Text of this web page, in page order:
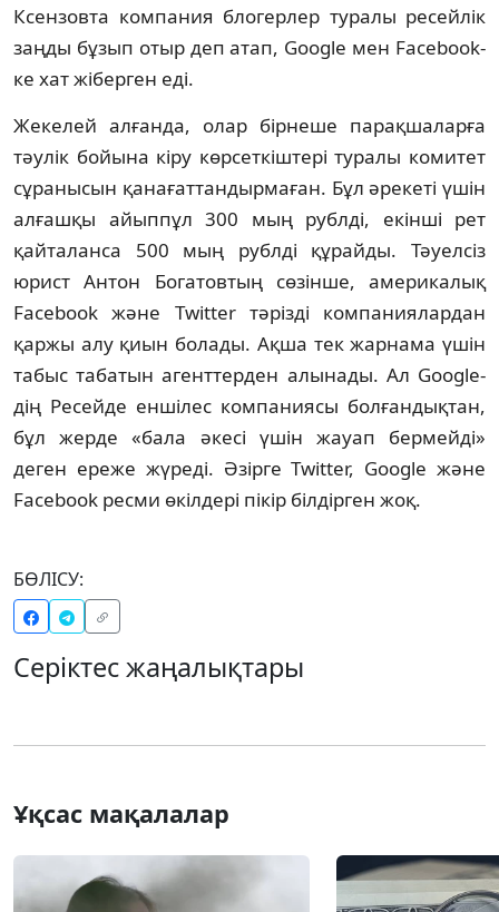
Ксензовта компания блогерлер туралы ресейлік
заңды бұзып отыр деп атап, Google мен Facebook-
ке хат жіберген еді.
Жекелей алғанда, олар бірнеше парақшаларға
тәулік бойына кіру көрсеткіштері туралы комитет
сұранысын қанағаттандырмаған. Бұл әрекеті үшін
алғашқы айыппұл 300 мың рублді, екінші рет
қайталанса 500 мың рублді құрайды. Тәуелсіз
юрист Антон Богатовтың сөзінше, америкалық
Facebook және Twitter тәрізді компаниялардан
қаржы алу қиын болады. Ақша тек жарнама үшін
табыс табатын агенттерден алынады. Ал Google-
дің Ресейде еншілес компаниясы болғандықтан,
бұл жерде «бала әкесі үшін жауап бермейді»
деген ереже жүреді. Әзірге Twitter, Google және
Facebook ресми өкілдері пікір білдірген жоқ.
БӨЛІСУ:
Серіктес жаңалықтары
Ұқсас мақалалар